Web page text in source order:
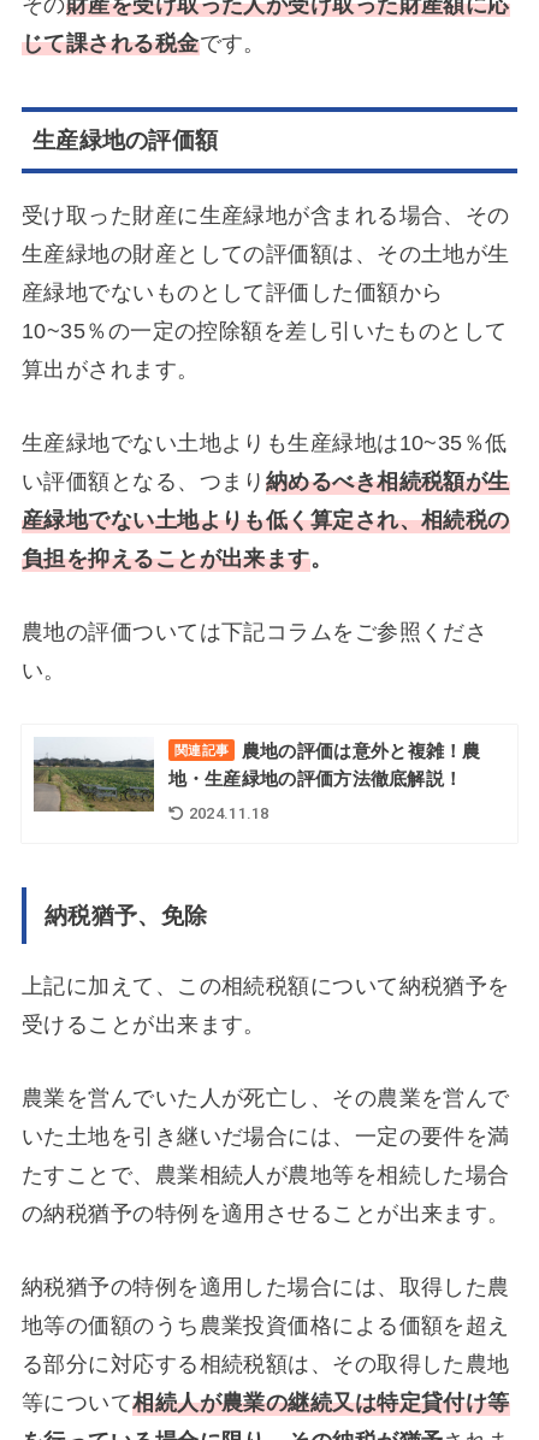
じて課される税金です。
生産緑地の評価額
受け取った財産に生産緑地が含まれる場合、その
生産緑地の財産としての評価額は、その土地が生
産緑地でないものとして評価した価額から
10~35％の一定の控除額を差し引いたものとして
算出がされます。
生産緑地でない土地よりも生産緑地は10~35％低
い評価額となる、つまり 納めるべき相続税額が生
産緑地でない土地よりも低く算定され、相続税の
負担を抑えることが出来ます。
農地の評価ついては下記コラムをご参照くださ
い。
関連記事
農地の評価は意外と複雑！農
地・生産緑地の評価方法徹底解説！
2024.11.18
納税猶予、免除
上記に加えて、この相続税額について納税猶予を
受けることが出来ます。
農業を営んでいた人が死亡し、その農業を営んで
いた土地を引き継いだ場合には、一定の要件を満
たすことで、農業相続人が農地等を相続した場合
の納税猶予の特例を適用させることが出来ます。
納税猶予の特例を適用した場合には、取得した農
地等の価額のうち農業投資価格による価額を超え
る部分に対応する相続税額は、その取得した農地
等について相続人が農業の継続又は特定貸付け等